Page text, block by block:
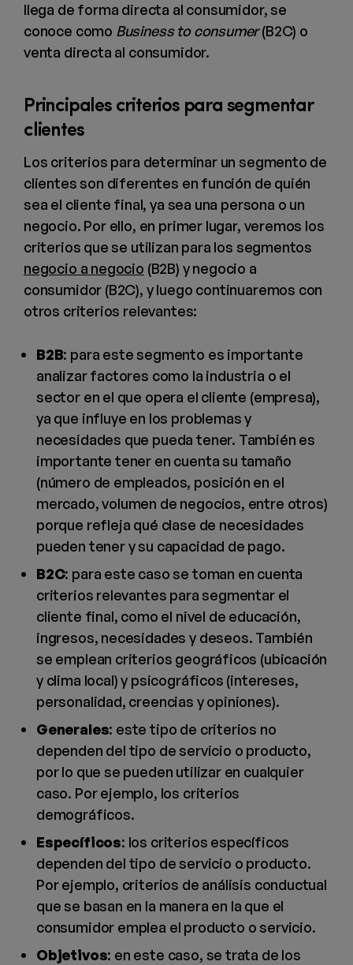
llega de forma directa al consumidor, se
conoce como Business to consumer(B2C) o
venta directa al consumidor.
Principales criterios para segmentar
clientes
Los criterios para determinar un segmento de
clientes son diferentes en función de quién
sea el cliente final, ya sea una persona o un
negocio. Por ello, en primer lugar, veremos los
criterios que se utilizan para los segmentos
negocio a negocio (B2B) y negocio a
consumidor (B2C), y luego continuaremos con
otros criterios relevantes:
B2B: para este segmento es importante
analizar factores como la industria o el
sector en el que opera el cliente (empresa),
ya que influye en los problemas y
necesidades que pueda tener. También es
importante tener en cuenta su tamaño
(número de empleados, posición en el
mercado, volumen de negocios, entre otros)
porque refleja qué clase de necesidades
pueden tener y su capacidad de pago.
B2C: para este caso se toman en cuenta
criterios relevantes para segmentar el
cliente final, como el nivel de educación,
ingresos, necesidades y deseos. También
se emplean criterios geográficos (ubicación
y clima local) y psicográficos (intereses,
personalidad, creencias y opiniones).
Generales: este tipo de criterios no
dependen del tipo de servicio o producto,
por lo que se pueden utilizar en cualquier
caso. Por ejemplo, los criterios
demográficos.
Específicos: los criterios específicos
dependen del tipo de servicio o producto.
Por ejemplo, criterios de análisis conductual
que se basan en la manera en la que el
consumidor emplea el producto o servicio.
Objetivos: en este caso, se trata de los